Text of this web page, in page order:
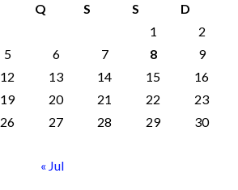
Q S S
D
1
2
5 6 7 8
9
12 13 14 15
16
19 20 21 22
23
26 27 28 29
30
« Jul